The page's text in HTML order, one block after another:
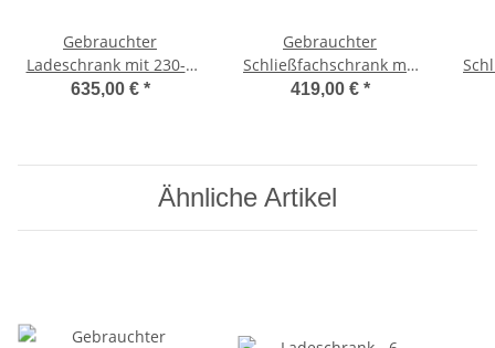
Gebrauchter
Ladeschrank mit 230-V
Ladefunktion - 6 Fächer -
635,00 € *
Gebrauchter
Schließfachschrank mit
6 Fächern / Design
419,00 € *
Ähnliche Artikel